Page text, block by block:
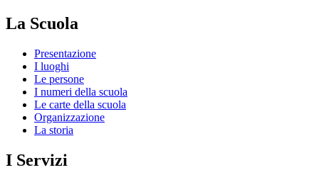
La Scuola
Presentazione
I luoghi
Le persone
I numeri della scuola
Le carte della scuola
Organizzazione
La storia
I Servizi